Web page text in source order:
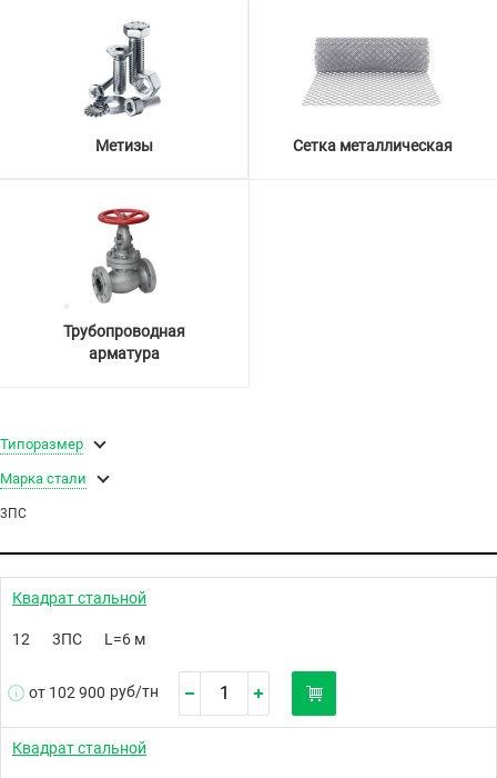
Метизы Сетка металлическая
Трубопроводная
арматура
Типоразмер
Марка стали
3ПС
Квадрат стальной
12 3ПС L=6 м
от 102 900 руб/тн
Квадрат стальной